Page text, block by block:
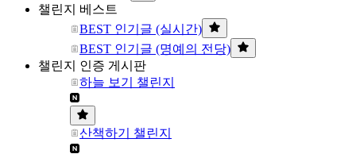
챌린지 베스트
BEST 인기글 (실시간)
BEST 인기글 (명예의 전당)
챌린지 인증 게시판
하늘 보기 챌린지
산책하기 챌린지